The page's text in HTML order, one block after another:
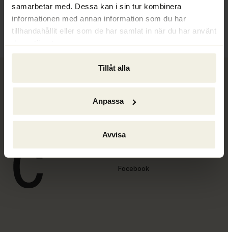
samarbetar med. Dessa kan i sin tur kombinera
informationen med annan information som du har
tillhandahållit eller som de har samlat in när du har använt
Tillåt alla
Anpassa
Avvisa
LinkedIn
Facebook